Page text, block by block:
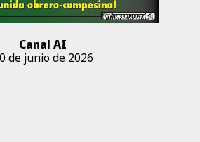
Canal AI
de junio de 2026